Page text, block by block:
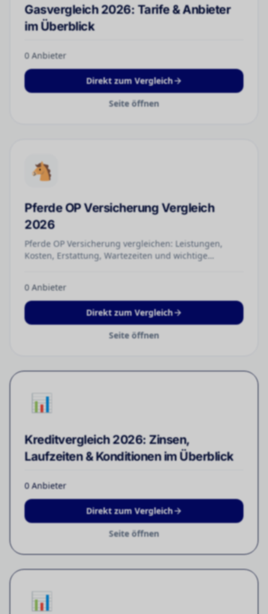
Gasvergleich 2026: Tarife & Anbieter
im Überblick
0 Anbieter
Direkt zum Vergleich
Seite öffnen
🐴
Pferde OP Versicherung Vergleich
2026
Pferde OP Versicherung vergleichen: Leistungen,
Kosten, Erstattung, Wartezeiten und wichtige
0 Anbieter
Direkt zum Vergleich
Seite öffnen
📊
Kreditvergleich 2026: Zinsen,
Laufzeiten & Konditionen im Überblick
0Anbieter
Direkt zum Vergleich
Seite öffnen
📊